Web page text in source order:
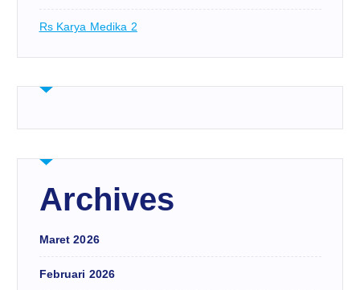
Rs Karya Medika 2
Archives
Maret 2026
Februari 2026